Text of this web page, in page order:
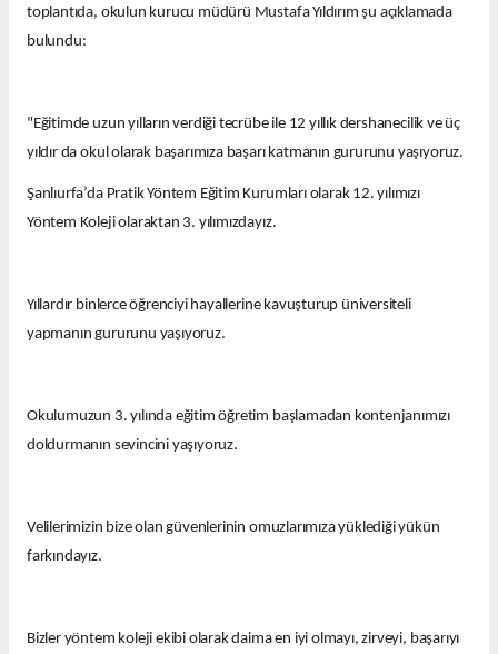
toplantıda, okulun kurucu müdürü Mustafa Yıldırım şu açıklamada
bulundu:
"Eğitimde uzun yılların verdiği tecrübe ile 12 yıllık dershanecilik ve üç
yıldır da okul olarak başarımıza başarı katmanın gururunu yaşıyoruz.
Şanlıurfa’da Pratik Yöntem Eğitim Kurumları olarak 12. yılımızı
Yöntem Koleji olaraktan 3. yılımızdayız.
Yıllardır binlerce öğrenciyi hayallerine kavuşturup üniversiteli
yapmanın gururunu yaşıyoruz.
Okulumuzun 3. yılında eğitim öğretim başlamadan kontenjanımızı
doldurmanın sevincini yaşıyoruz.
Velilerimizin bize olan güvenlerinin omuzlarımıza yüklediği yükün
farkındayız.
Bizler yöntem koleji ekibi olarak daima en iyi olmayı, zirveyi, başarıyı